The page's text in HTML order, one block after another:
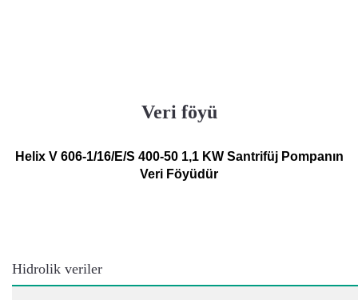
Veri föyü
Helix V 606-1/16/E/S 400-50 1,1 KW Santrifüj Pompanın
Veri Föyüdür
Hidrolik veriler